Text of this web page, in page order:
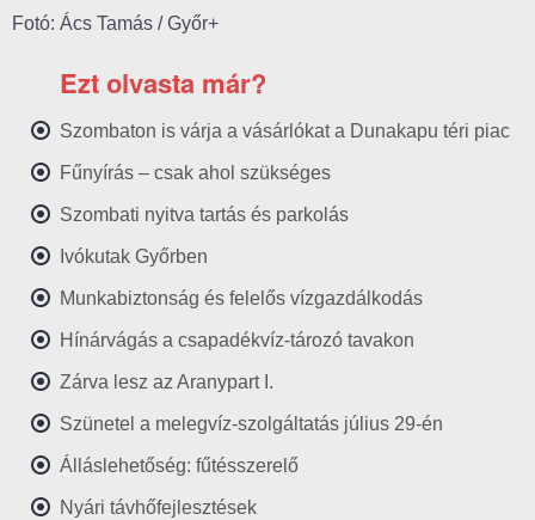
Fotó: Ács Tamás / Győr+
Ezt olvasta már?
Szombaton is várja a vásárlókat a Dunakapu téri piac
Fűnyírás – csak ahol szükséges
Szombati nyitva tartás és parkolás
Ivókutak Győrben
Munkabiztonság és felelős vízgazdálkodás
Hínárvágás a csapadékvíz-tározó tavakon
Zárva lesz az Aranypart I.
Szünetel a melegvíz-szolgáltatás július 29-én
Álláslehetőség: fűtésszerelő
Nyári távhőfejlesztések